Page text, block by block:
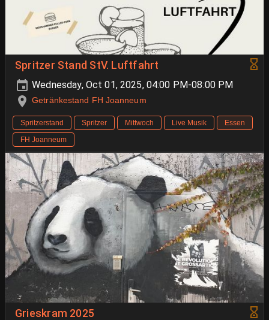
Spritzer Stand StV. Luftfahrt
Wednesday, Oct 01, 2025, 04:00 PM-08:00 PM
Getränkestand FH Joanneum
Spritzerstand Spritzer Mittwoch Live Musik
Essen
FH Joanneum
Grieskram 2025